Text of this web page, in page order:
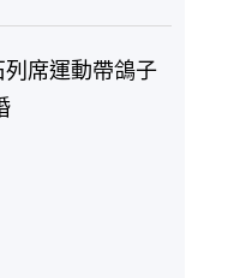
席運動帶鴿子